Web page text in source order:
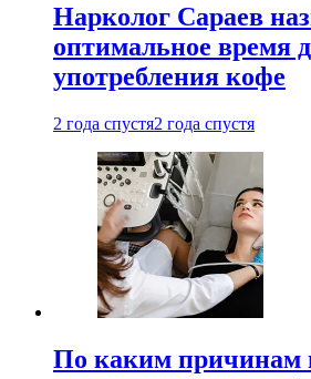
Нарколог Сараев
оптимальное время
употребления кофе
2 года спустя2 года спустя
По каким причинам